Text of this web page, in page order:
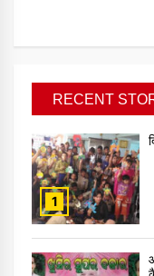
RECENT
1